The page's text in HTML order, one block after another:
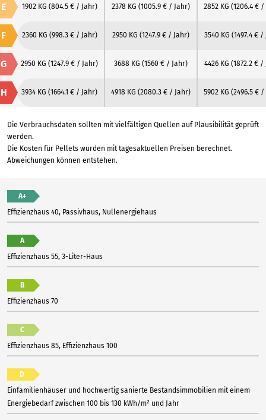
E 1902 KG (804.5 € / Jahr) 2378 KG (1005.9 € / Jahr) 2852 KG (1206.4 € /
F 2360 KG (998.3 € / Jahr) 2950 KG (1247.9 € / Jahr) 3540 KG (1497.4 € /
G 2950 KG (1247.9 € / Jahr) 3688 KG (1560 € / Jahr) 4426 KG (1872.2 € /
H 3934 KG (1664.1 € / Jahr) 4918 KG (2080.3 € / Jahr) 5902 KG (2496.5 € /
Die Verbrauchsdaten sollten mit vielfältigen Quellen auf Plausibilität geprüft
werden.
Die Kosten für Pellets wurden mit tagesaktuellen Preisen berechnet.
Abweichungen können entstehen.
A+
Effizienzhaus 40, Passivhaus, Nullenergiehaus
A
Effizienzhaus 55, 3-Liter-Haus
B
Effizienzhaus 70
C
Effizienzhaus 85, Effizienzhaus 100
D
Einfamilienhäuser und hochwertig sanierte Bestandsimmobilien mit einem
Energiebedarf zwischen 100 bis 130 kWh/m² und Jahr